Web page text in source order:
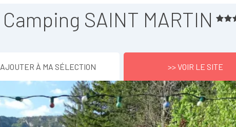
Camping SAINT MARTIN
AJOUTER À MA SÉLECTION >> VOIR LE SITE